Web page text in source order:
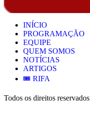
INÍCIO
PROGRAMAÇÃO
EQUIPE
QUEM SOMOS
NOTÍCIAS
ARTIGOS
🎟️ RIFA
Todos os direitos reservados